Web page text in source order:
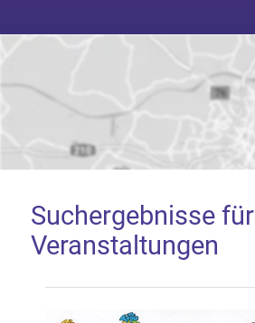
Google Map laden
Suchergebnisse für
Veranstaltungen